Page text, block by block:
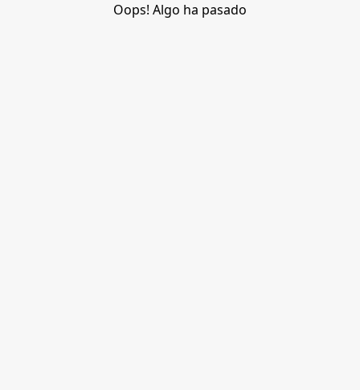
Oops! Algo ha pasado